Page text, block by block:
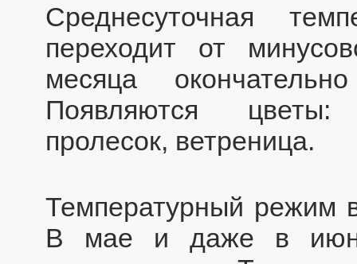
Среднесуточная
переходит от
месяца
Появляются цветы:
пролесок, ветреница.
Температурный режим
В мае и даже в